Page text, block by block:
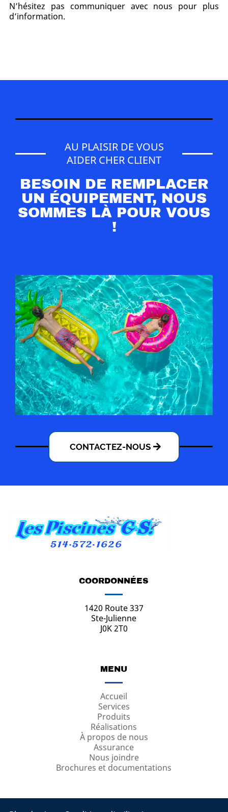
N’hésitez pas communiquer avec nous pour plus
d’information.
AU PLAISIR DE VOUS
AIDER CHER CLIENT
BESOIN DE REMPLACER
UN ÉQUIPEMENT, NOUS
SOMMES LÀ POUR VOUS
!
CONTACTEZ-NOUS
COORDONNÉES
1420 Route 337
Ste-Julienne
J0K 2T0
MENU
Accueil
Services
Produits
Réalisations
À propos de nous
Assurance
Nous joindre
Brochures et documentations